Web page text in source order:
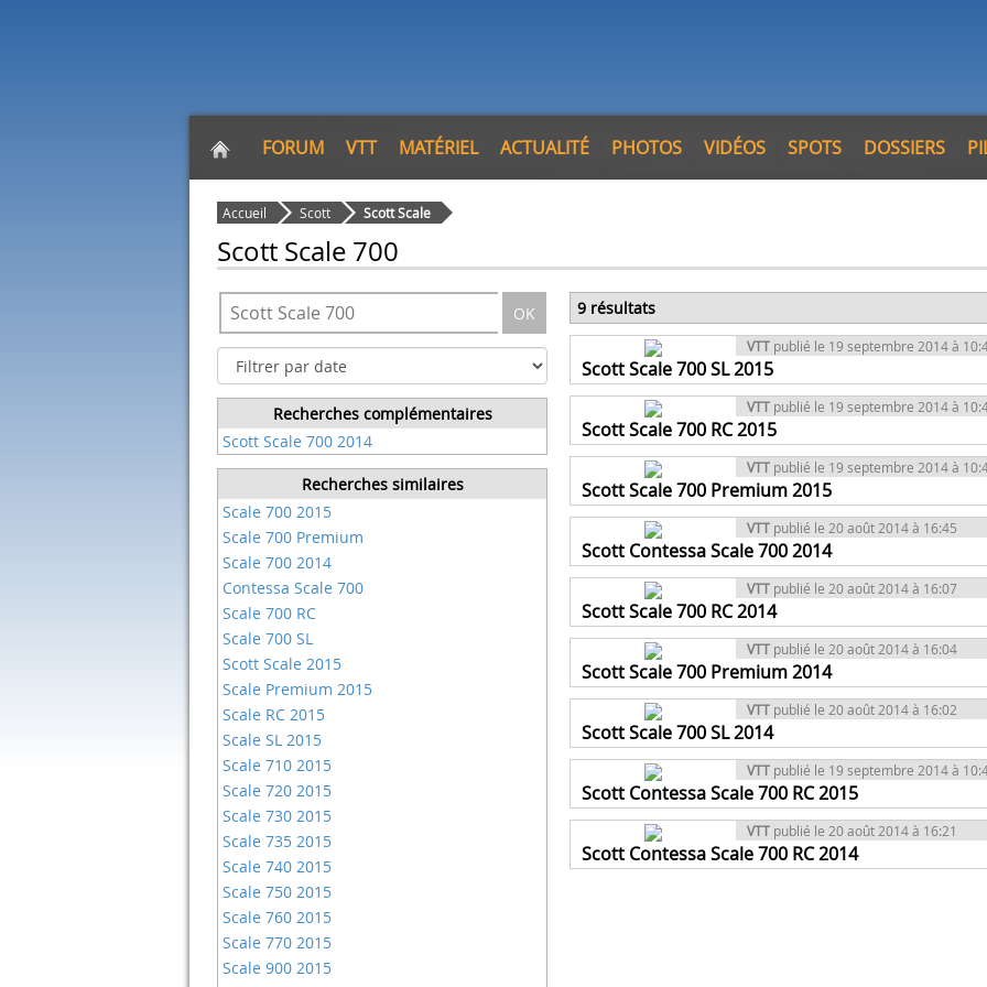
FORUM VTT MATÉRIEL ACTUALITÉ PHOTOS VIDÉOS SPOTS DOSSIERS
Accueil Scott Scott Scale
Scott Scale 700
OK
Recherches complémentaires
Scott Scale 700 2014
Recherches similaires
Scale 700 2015
Scale 700 Premium
Scale 700 2014
Contessa Scale 700
Scale 700 RC
Scale 700 SL
Scott Scale 2015
Scale Premium 2015
Scale RC 2015
Scale SL 2015
Scale 710 2015
Scale 720 2015
Scale 730 2015
Scale 735 2015
Scale 740 2015
Scale 750 2015
Scale 760 2015
Scale 770 2015
Scale 900 2015
9 résultats
VTT publié le 19 septembre 2014 à
Scott Scale 700 SL 2015
VTT publié le 19 septembre 2014 à
Scott Scale 700 RC 2015
VTT publié le 19 septembre 2014 à
Scott Scale 700 Premium 2015
VTT publié le 20 août 2014 à 16:45
Scott Contessa Scale 700 2014
VTT publié le 20 août 2014 à 16:07
Scott Scale 700 RC 2014
VTT publié le 20 août 2014 à 16:04
Scott Scale 700 Premium 2014
VTT publié le 20 août 2014 à 16:02
Scott Scale 700 SL 2014
VTT publié le 19 septembre 2014 à
Scott Contessa Scale 700 RC 2015
VTT publié le 20 août 2014 à 16:21
Scott Contessa Scale 700 RC 2014